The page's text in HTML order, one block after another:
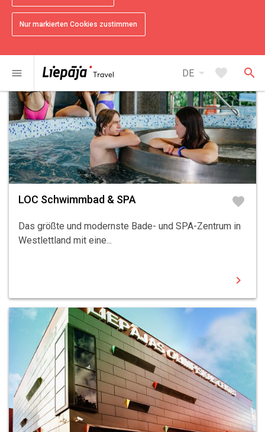
Nur markierten Cookies zustimmen
menu DE arrow_drop_down favorite search
Filter arrow_drop_down 64 treffer
LOC Schwimmbad & SPA favorite
Das größte und modernste Bade- und SPA-Zentrum in
Westlettland mit eine...
chevron_right